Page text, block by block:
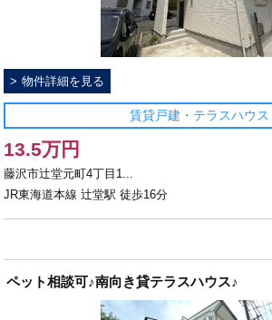
物件詳細を見る
賃貸戸建・テラスハウス
13.5万円
藤沢市辻堂元町4丁目1...
JR東海道本線 辻堂駅 徒歩16分
ペット相談可♪南向き貸テラスハウス♪